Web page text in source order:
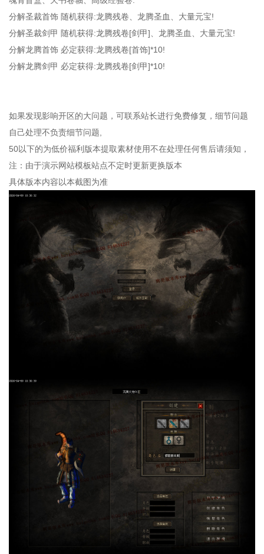
分解圣裁首饰 随机获得:龙腾残卷、龙腾圣血、大量元宝!
分解圣裁剑甲 随机获得:龙腾残卷[剑甲]、龙腾圣血、大量元宝!
分解龙腾首饰 必定获得:龙腾残卷[首饰]*10!
分解龙腾剑甲 必定获得:龙腾残卷[剑甲]*10!
如果发现影响开区的大问题，可联系站长进行免费修复，细节问题
自己处理不负责细节问题,
50以下的为低价福利版本提取素材使用不在处理任何售后请须知，
注：由于演示网站模板站点不定时更新更换版本
具体版本内容以本截图为准